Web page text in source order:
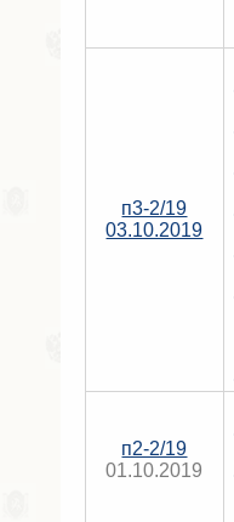
п3-2/19
03.10.2019
п2-2/19
01.10.2019